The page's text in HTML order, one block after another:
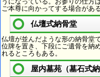
ご本尊に向かってする場合があ
仏壇式納骨堂
仏壇が並んだような形の納骨堂
位牌を置き、下段にご遺骨を納
れるところもある。
屋内墓苑（墓石式納